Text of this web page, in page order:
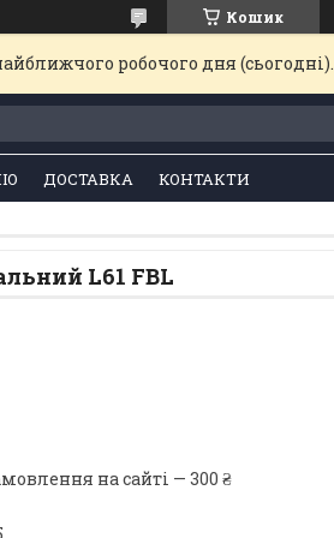
Кошик
робочого дня (сьогодні).
ДОСТАВКА КОНТАКТИ
L61 FBL
на сайті — 300 ₴